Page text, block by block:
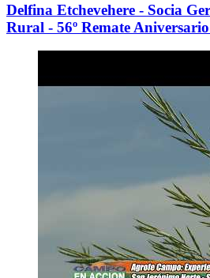
Delfina Etchevehere - Socia
Rural - 56º Remate